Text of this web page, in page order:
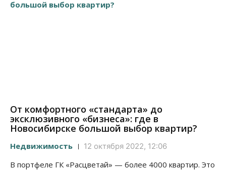
От комфортного «стандарта» до
эксклюзивного «бизнеса»: где в
Новосибирске большой выбор квартир?
Недвижимость 12 октября 2022, 12:06
В портфеле ГК «Расцветай» — более 4000 квартир. Это